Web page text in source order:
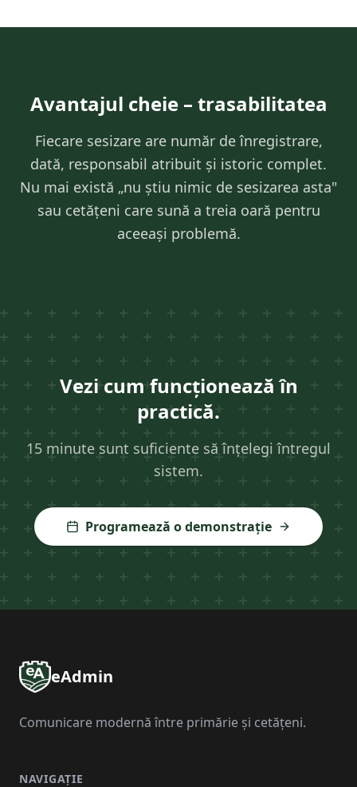
Avantajul cheie – trasabilitatea
Fiecare sesizare are număr de înregistrare,
dată, responsabil atribuit și istoric complet.
Nu mai există „nu știu nimic de sesizarea asta"
sau cetățeni care sună a treia oară pentru
aceeași problemă.
Vezi cum funcționează în
practică.
15 minute sunt suficiente să înțelegi întregul
sistem.
Programează o demonstrație
eAdmin
Comunicare modernă între primărie și cetățeni.
NAVIGAȚIE